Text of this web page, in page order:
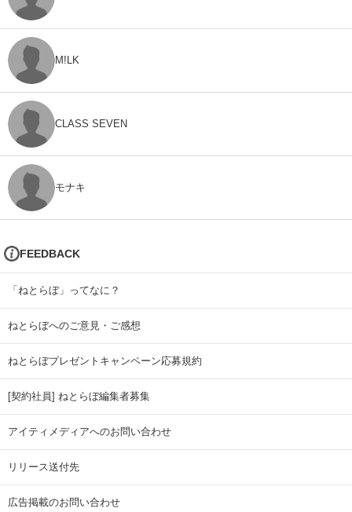
M!LK
CLASS SEVEN
モナキ
FEEDBACK
「ねとらぼ」ってなに？
ねとらぼへのご意見・ご感想
ねとらぼプレゼントキャンペーン応募規約
[契約社員] ねとらぼ編集者募集
アイティメディアへのお問い合わせ
リリース送付先
広告掲載のお問い合わせ